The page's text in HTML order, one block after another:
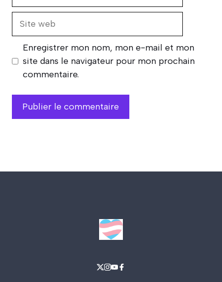
Site
Enregistrer mon nom, mon e-mail et mon
site dans le navigateur pour mon prochain
commentaire.